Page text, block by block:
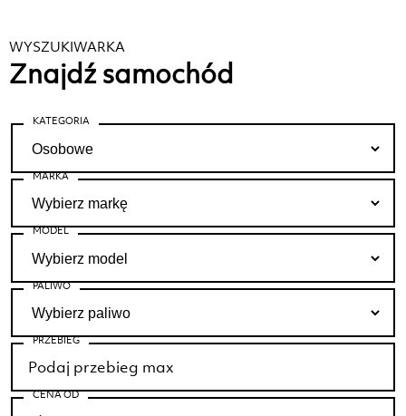
WYSZUKIWARKA
Znajdź samochód
KATEGORIA
MARKA
MODEL
PALIWO
PRZEBIEG
CENA OD